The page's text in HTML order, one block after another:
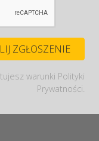
warunki Polityki
Prywatności.